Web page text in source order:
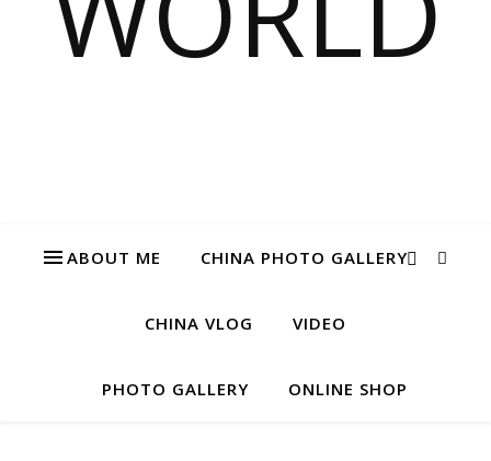
ABOUT ME CHINA PHOTO GALLERY
CHINA VLOG VIDEO
PHOTO GALLERY ONLINE SHOP